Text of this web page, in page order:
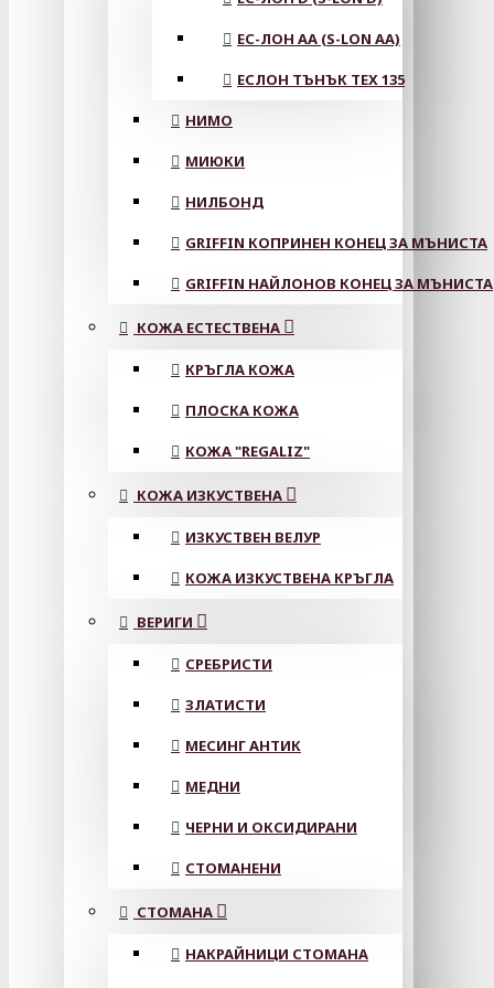
ЕС-ЛОН АА (S-LON AA)
ЕСЛОН ТЪНЪК TEX 135
НИМО
МИЮКИ
НИЛБОНД
GRIFFIN КОПРИНЕН КОНЕЦ ЗА МЪНИСТА
GRIFFIN НАЙЛОНОВ КОНЕЦ ЗА МЪНИСТА
КОЖА ЕСТЕСТВЕНА
КРЪГЛА КОЖА
ПЛОСКА КОЖА
КОЖА "REGALIZ"
КОЖА ИЗКУСТВЕНА
ИЗКУСТВЕН ВЕЛУР
КОЖА ИЗКУСТВЕНА КРЪГЛА
ВЕРИГИ
СРЕБРИСТИ
ЗЛАТИСТИ
МЕСИНГ АНТИК
МЕДНИ
ЧЕРНИ И ОКСИДИРАНИ
СТОМАНЕНИ
СТОМАНА
НАКРАЙНИЦИ СТОМАНА